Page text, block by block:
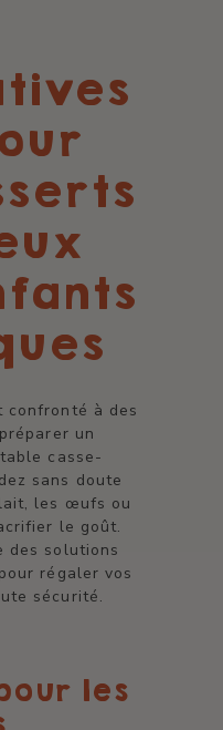
confronté à des
un
casse-
sans doute
les œufs ou
le goût.
des solutions
régaler vos
sécurité.
les